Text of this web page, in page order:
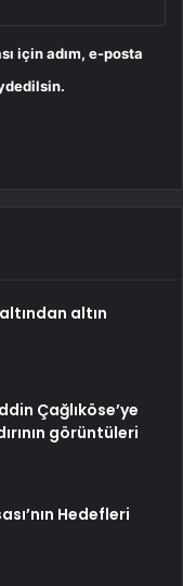
için adım, e-posta
altın
Çağlıköse’ye
görüntüleri
Hedefleri